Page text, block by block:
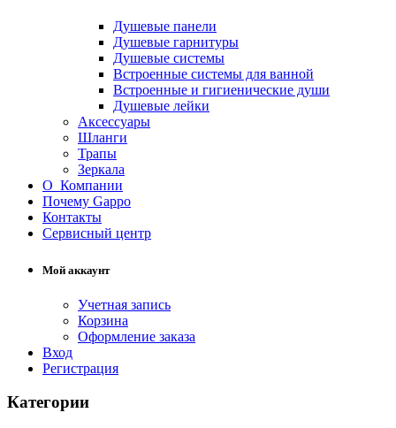
Душевые панели
Душевые гарнитуры
Душевые системы
Встроенные системы для ванной
Встроенные и гигиенические души
Душевые лейки
Аксессуары
Шланги
Трапы
Зеркала
О Компании
Почему Gappo
Контакты
Сервисный центр
Мой аккаунт
Учетная запись
Корзина
Оформление заказа
Вход
Регистрация
Категории